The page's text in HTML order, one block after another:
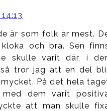
är som folk är mest.
och bra. Sen
skulle varit där, i
tror jag att en del
På det hela
dem varit
att man skulle